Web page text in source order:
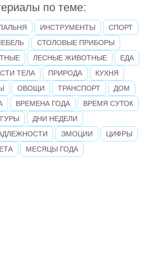
по теме:
ИНСТРУМЕНТЫ
СПОРТ
СТОЛОВЫЕ ПРИБОРЫ
ЛЕСНЫЕ ЖИВОТНЫЕ
ЕДА
ТЕЛА ПРИРОДА
КУХНЯ
ОВОЩИ ТРАНСПОРТ
ДОМ
ВРЕМЕНА ГОДА
ВРЕМЯ СУТОК
ДНИ НЕДЕЛИ
ЭМОЦИИ
ЦИФРЫ
МЕСЯЦЫ ГОДА